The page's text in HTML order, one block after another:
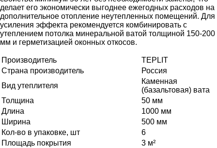
делает его экономически выгоднее ежегодных расходов на
дополнительное отопление неутепленных помещений. Для
усиления эффекта рекомендуется комбинировать с
утеплением потолка минеральной ватой толщиной 150-200
мм и герметизацией оконных откосов.
Производитель
TEPLIT
Страна производитель
Россия
Вид утеплителя
Каменная
(базальтовая) вата
Толщина
50 мм
Длина
1000 мм
Ширина
500 мм
Кол-во в упаковке, шт
6
Площадь покрытия
3 м²